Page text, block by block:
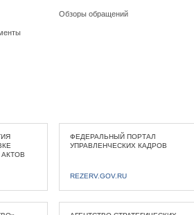
Обзоры обращений
ФЕДЕРАЛЬНЫЙ ПОРТАЛ
УПРАВЛЕНЧЕСКИХ КАДРОВ
REZERV.GOV.RU